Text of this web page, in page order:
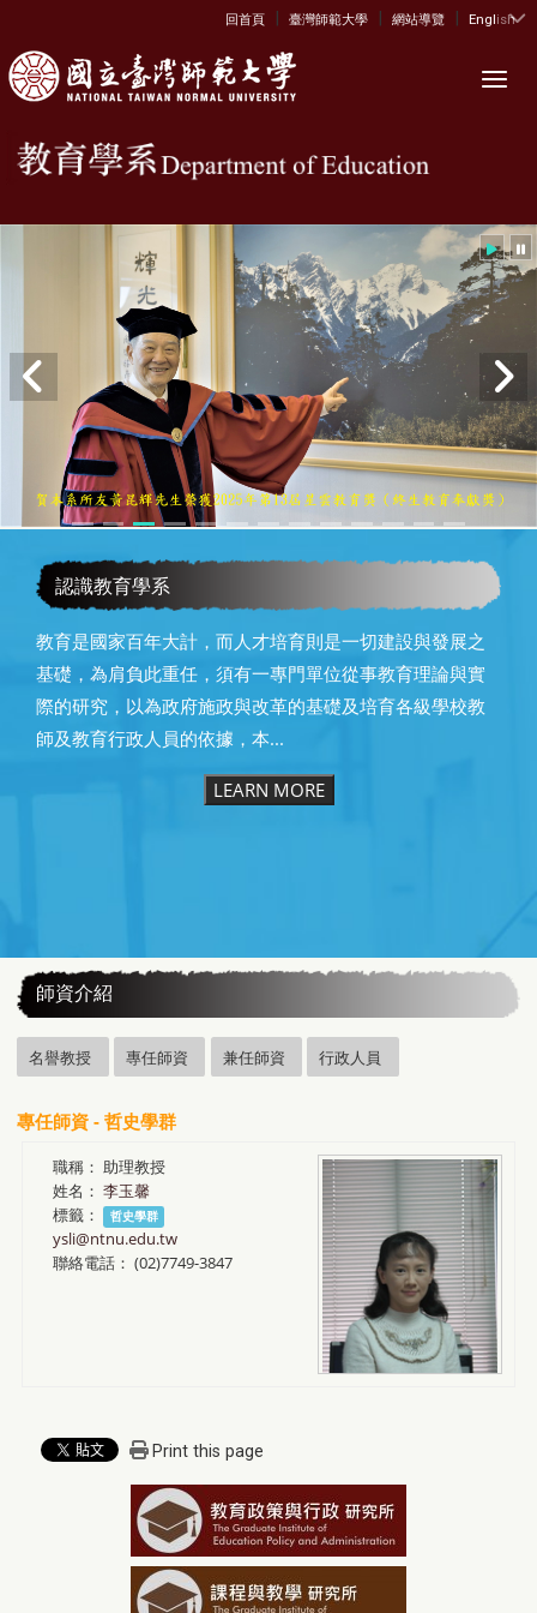
:::
回首頁 | 臺灣師範大學 | 網站導覽 | English
認識教育學系
教育是國家百年大計，而人才培育則是一切建設與發展之
基礎，為肩負此重任，須有一專門單位從事教育理論與實
際的研究，以為政府施政與改革的基礎及培育各級學校教
師及教育行政人員的依據，本...
LEARN MORE
師資介紹
名譽教授 專任師資 兼任師資 行政人員
專任師資 - 哲史學群
職稱： 助理教授
姓名： 李玉馨
標籤：
哲史學群
ysli@ntnu.edu.tw
聯絡電話： (02)7749-3847
Print this page